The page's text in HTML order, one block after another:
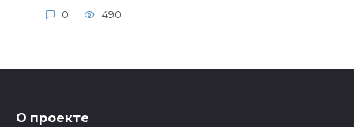
0 490
О проекте